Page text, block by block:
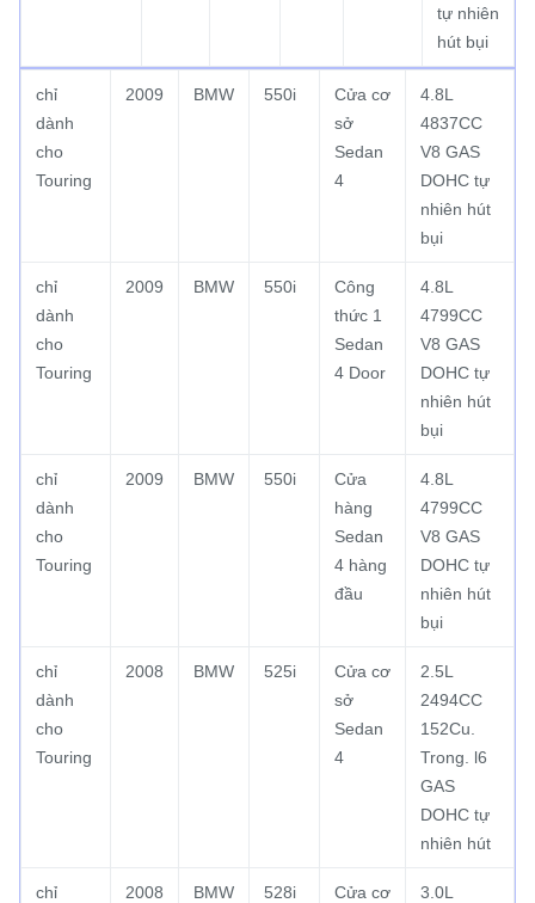
tự nhiên
hút bụi
chỉ
dành
cho
Touring
2009 BMW 550i
Cửa cơ
sở
Sedan
4
4.8L
4837CC
V8 GAS
DOHC tự
nhiên hút
bụi
chỉ
dành
cho
Touring
2009 BMW 550i
Công
thức 1
Sedan
4 Door
4.8L
4799CC
V8 GAS
DOHC tự
nhiên hút
bụi
chỉ
dành
cho
Touring
2009 BMW 550i
Cửa
hàng
Sedan
4 hàng
đầu
4.8L
4799CC
V8 GAS
DOHC tự
nhiên hút
bụi
chỉ
dành
cho
Touring
2008 BMW 525i
Cửa cơ
sở
Sedan
4
2.5L
2494CC
152Cu.
Trong.
l6
GAS
DOHC tự
nhiên hút
chỉ
2008 BMW 528i
Cửa cơ
3.0L